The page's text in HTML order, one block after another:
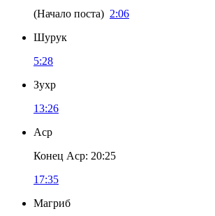
(Начало поста) 2:06
Шурук
5:28
Зухр
13:26
Аср
Конец Аср: 20:25
17:35
Магриб